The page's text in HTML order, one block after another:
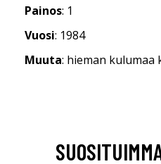
Painos: 1
Vuosi: 1984
Muuta: hieman kulumaa